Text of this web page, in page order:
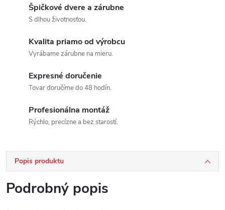
Špičkové dvere a zárubne
S dlhou životnosťou.
Kvalita priamo od výrobcu
Vyrábame zárubne na mieru.
Expresné doručenie
Tovar doručíme do 48 hodín.
Profesionálna montáž
Rýchlo, precízne a bez starostí.
Popis produktu
Podrobný popis